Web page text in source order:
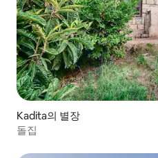
Kadita의 별장
돌집